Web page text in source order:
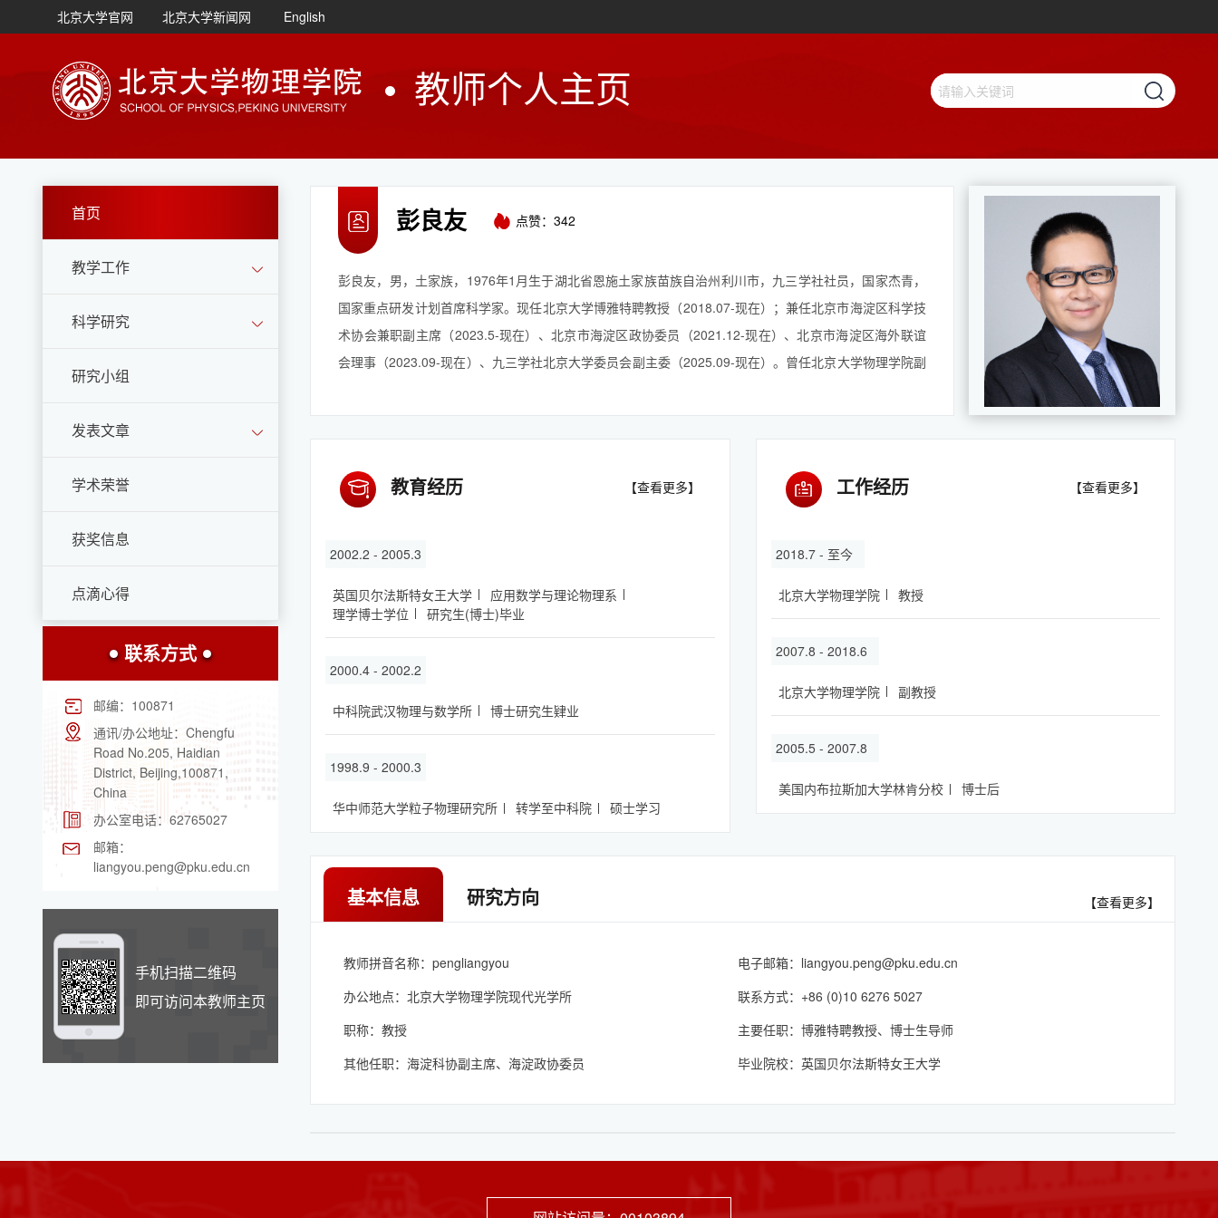
北京大学官网 北京大学新闻网 English
教师个人主页
首页
教学工作
科学研究
研究小组
发表文章
学术荣誉
获奖信息
点滴心得
联系方式
邮编： 100871
通讯/办公地址： Chengfu
Road No.205, Haidian
District, Beijing,100871,
China
办公室电话： 62765027
邮箱：
liangyou.peng@pku.edu.cn
手机扫描二维码
即可访问本教师主页
彭良友 点赞： 342
彭良友，男，土家族，1976年1月生于湖北省恩施土家族苗族自治州利川市，九三学社社员，国家杰青，
国家重点研发计划首席科学家。现任北京大学博雅特聘教授（2018.07-现在）；兼任北京市海淀区科学技
术协会兼职副主席（2023.5-现在）、北京市海淀区政协委员（2021.12-现在）、北京市海淀区海外联谊
会理事（2023.09-现在）、九三学社北京大学委员会副主委（2025.09-现在）。曾任北京大学物理学院副
教育经历 【查看更多】
2002.2 - 2005.3
英国贝尔法斯特女王大学
应用数学与理论物理系
理学博士学位
研究生(博士)毕业
2000.4 - 2002.2
中科院武汉物理与数学所 博士研究生肄业
1998.9 - 2000.3
华中师范大学粒子物理研究所 转学至中科院 硕士学习
工作经历 【查看更多】
2018.7 - 至今
北京大学物理学院 教授
2007.8 - 2018.6
北京大学物理学院 副教授
2005.5 - 2007.8
美国内布拉斯加大学林肯分校 博士后
基本信息 研究方向 【查看更多】
教师拼音名称：pengliangyou 电子邮箱： liangyou.peng@pku.edu.cn
办公地点：北京大学物理学院现代光学所
联系方式：+86 (0)10 6276 5027
职称：教授
主要任职：博雅特聘教授、博士生导师
其他任职：海淀科协副主席、海淀政协委员
毕业院校：英国贝尔法斯特女王大学